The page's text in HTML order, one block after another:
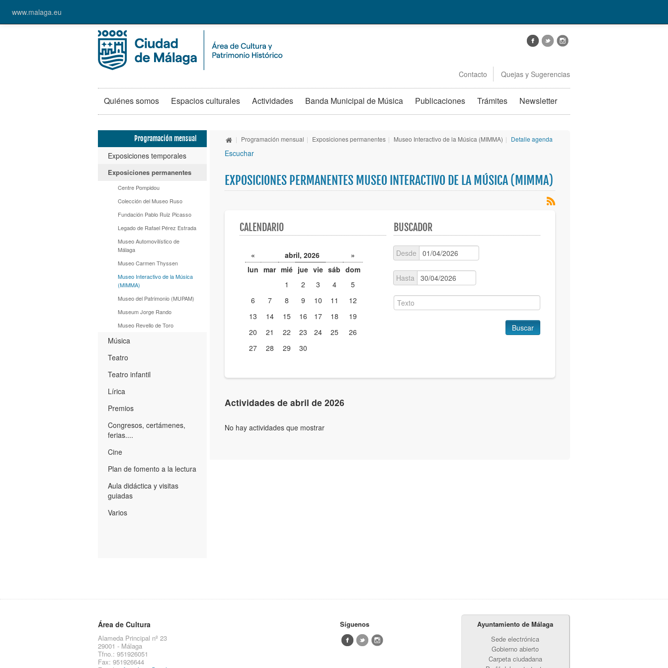
www.malaga.eu
Contacto Quejas y Sugerencias
Quiénes somos Espacios culturales Actividades Banda Municipal de Música Publicaciones Trámites Newsletter
Programación mensual
Exposiciones temporales
Exposiciones permanentes
Centre Pompidou
Colección del Museo Ruso
Fundación Pablo Ruiz Picasso
Legado de Rafael Pérez Estrada
Museo Automovilístico de
Málaga
Museo Carmen Thyssen
Museo Interactivo de la Música
(MIMMA)
Museo del Patrimonio (MUPAM)
Museum Jorge Rando
Museo Revello de Toro
Música
Teatro
Teatro infantil
Lírica
Premios
Congresos, certámenes,
ferias....
Cine
Plan de fomento a la lectura
Aula didáctica y visitas
guiadas
Varios
| Programación mensual | Exposiciones permanentes | Museo Interactivo de la Música (MIMMA) | Detalle agenda
Escuchar
EXPOSICIONES PERMANENTES MUSEO INTERACTIVO DE LA MÚSICA (MIMMA)
CALENDARIO
« abril, 2026
»
lun mar mié jue vie sáb dom
1
2 3 4
5
6
7 8 9 10 11
12
13
14 15 16 17 18
19
20
21 22 23 24 25
26
27
28 29 30
BUSCADOR
Desde
Hasta
Buscar
Actividades de abril de 2026
No hay actividades que mostrar
Área de Cultura
Alameda Principal nº 23
29001 - Málaga
Tfno.: 951926051
Fax: 951926644
Síguenos
Ayuntamiento de Málaga
Sede electrónica
Gobierno abierto
Carpeta ciudadana